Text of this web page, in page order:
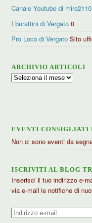
Canale Youtube di mire2110
I burattini di Vergato 0
Pro Loco di Vergato Sito
ARCHIVIO ARTICOLI
Archivio
EVENTI CONSIGLIATI
Non ci sono eventi da
ISCRIVITI AL BLOG
Inserisci il tuo indirizzo e-
via e-mail le notifiche di
Indirizzo